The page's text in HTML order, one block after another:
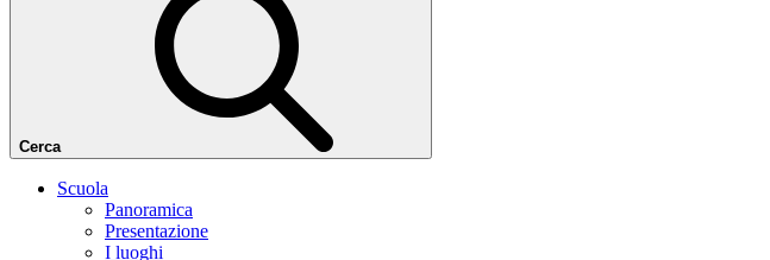
Cerca
Scuola
Panoramica
Presentazione
I luoghi